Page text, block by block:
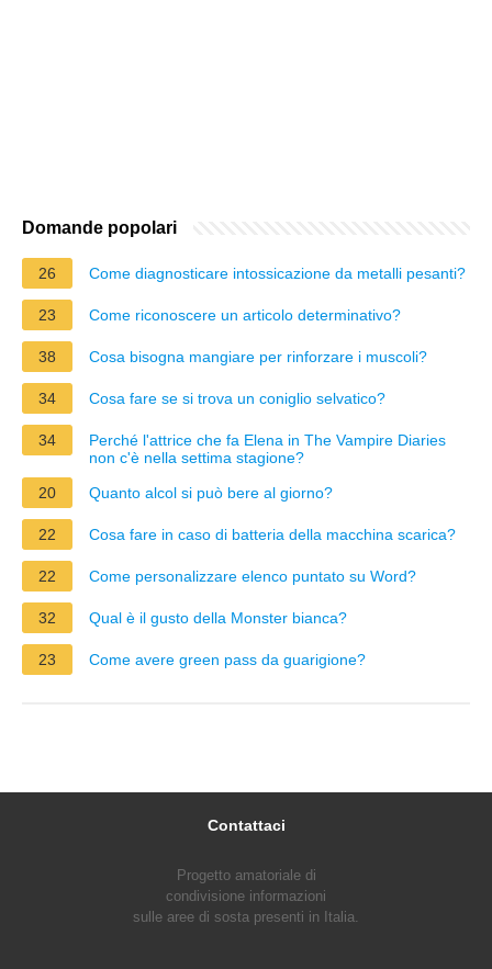
Domande popolari
26 Come diagnosticare intossicazione da metalli pesanti?
23 Come riconoscere un articolo determinativo?
38 Cosa bisogna mangiare per rinforzare i muscoli?
34 Cosa fare se si trova un coniglio selvatico?
34
Perché l'attrice che fa Elena in The Vampire Diaries
non c'è nella settima stagione?
20
Quanto alcol si può bere al giorno?
22 Cosa fare in caso di batteria della macchina scarica?
22 Come personalizzare elenco puntato su Word?
32 Qual è il gusto della Monster bianca?
23 Come avere green pass da guarigione?
Contattaci
Progetto amatoriale di
condivisione informazioni
sulle aree di sosta presenti in Italia.